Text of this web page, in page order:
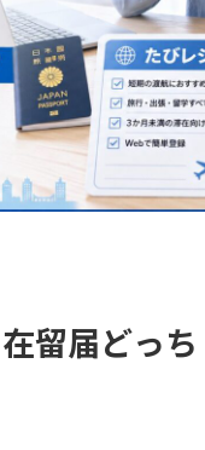
留届どっ